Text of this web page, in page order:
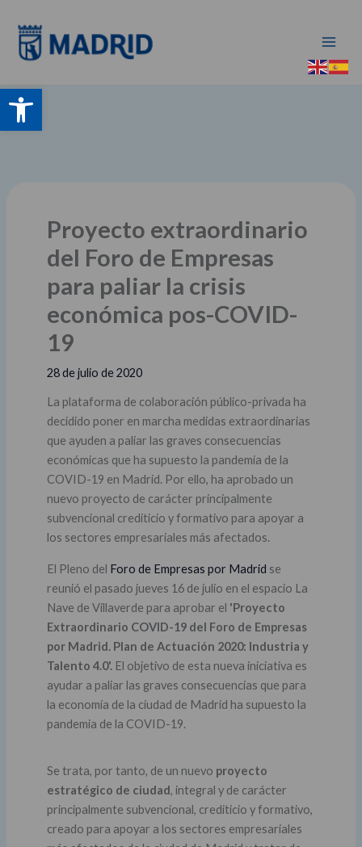
Abrir barra de herramientas
contenido
Proyecto extraordinario
del Foro de Empresas
para paliar la crisis
económica pos-COVID-
19
28 de julio de 2020
La plataforma de colaboración público-privada ha
decidido poner en marcha medidas extraordinarias
que ayuden a paliar las graves consecuencias
económicas que ha supuesto la pandemia de la
COVID-19 en Madrid. Por ello, ha aprobado un
nuevo proyecto de carácter principalmente
subvencional crediticio y formativo para apoyar a
los sectores empresariales más afectados.
El Pleno del Foro de Empresas por Madrid se
reunió el pasado jueves 16 de julio en el espacio La
Nave de Villaverde para aprobar el 'Proyecto
Extraordinario COVID-19 del Foro de Empresas
por Madrid. Plan de Actuación 2020: Industria y
Talento 4.0'. El objetivo de esta nueva iniciativa es
ayudar a paliar las graves consecuencias que para
la economía de la ciudad de Madrid ha supuesto la
pandemia de la COVID-19.
Se trata, por tanto, de un nuevo proyecto
estratégico de ciudad, integral y de carácter
principalmente subvencional, crediticio y formativo,
creado para apoyar a los sectores empresariales